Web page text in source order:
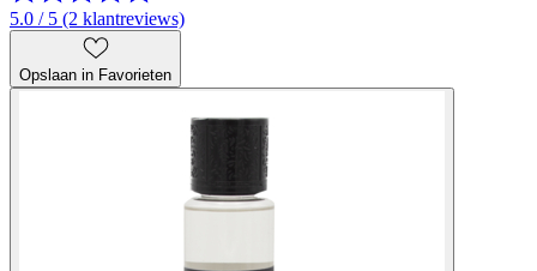
5.0 / 5 (2 klantreviews)
Opslaan in Favorieten